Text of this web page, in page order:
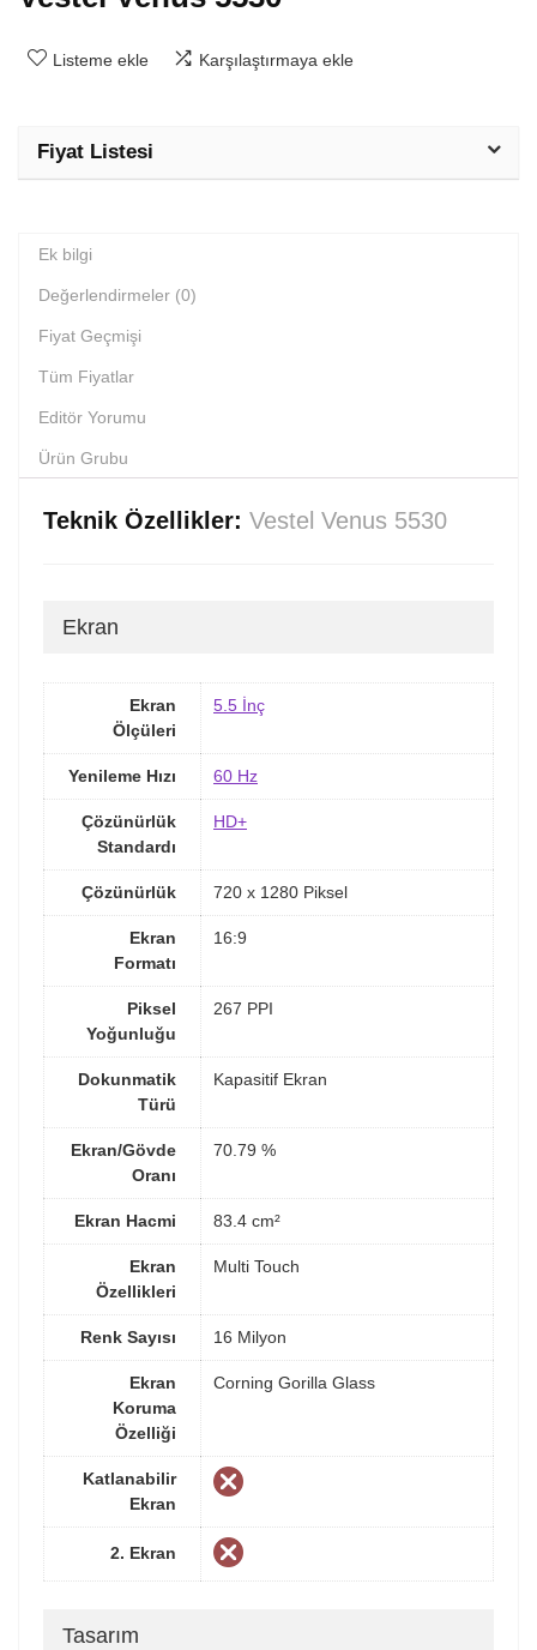
Listeme ekle Karşılaştırmaya ekle
Fiyat Listesi
Ek bilgi
Değerlendirmeler (0)
Fiyat Geçmişi
Tüm Fiyatlar
Editör Yorumu
Ürün Grubu
Teknik Özellikler: Vestel Venus 5530
Ekran
Ekran
Ölçüleri
5.5 İnç
Yenileme Hızı 60 Hz
Çözünürlük
Standardı
HD+
Çözünürlük 720 x 1280 Piksel
Ekran
Formatı
16:9
Piksel
Yoğunluğu
267 PPI
Dokunmatik
Türü
Kapasitif Ekran
Ekran/Gövde
Oranı
70.79 %
Ekran Hacmi 83.4 cm²
Ekran
Özellikleri
Multi Touch
Renk Sayısı 16 Milyon
Ekran
Koruma
Özelliği
Corning Gorilla Glass
Katlanabilir
Ekran
2. Ekran
Tasarım